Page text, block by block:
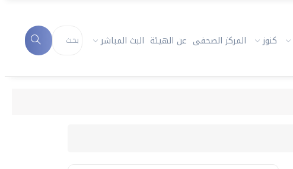
كنوز المركز الصحفى عن الهيئة البث المباشر